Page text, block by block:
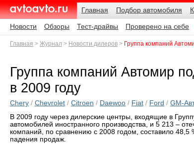
AvtoAvto.ru
Навигация
Главная
Подбор автомобиля
Подразделы
Новости Обзоры Тест-драйвы Проверено на себе
Родительские
страницы
Главная Журнал Новости дилеров Группа компаний
Группа компаний Автомир
в 2009 году
Chery / Chevrolet / Citroen / Daewoo / Fiat / Ford / GM-
В 2009 году через дилерские центры, входящие в
автомобилей иностранного производства, и 5 213 –
компаний, по сравнению с 2008 годом, составило 48,5
падения продаж.
Дата: